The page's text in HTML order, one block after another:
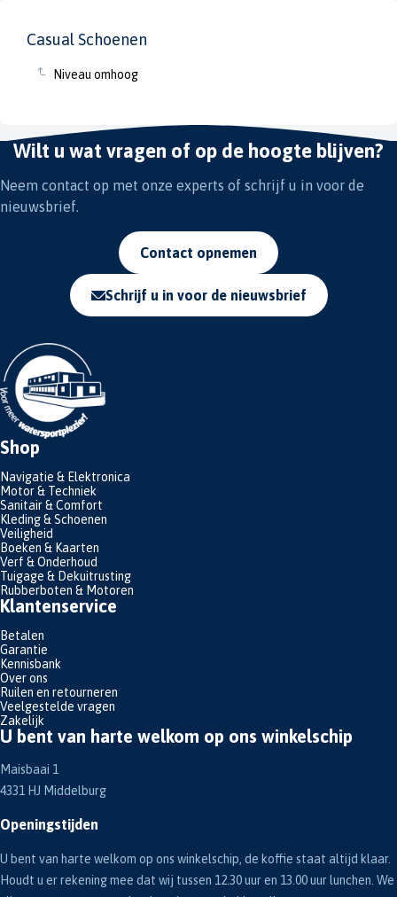
Casual Schoenen
Niveau omhoog
Wilt u wat vragen of op de hoogte blijven?
Neem contact op met onze experts of schrijf u in voor de
nieuwsbrief.
Contact opnemen
Schrijf u in voor de nieuwsbrief
Shop
Navigatie & Elektronica
Motor & Techniek
Sanitair & Comfort
Kleding & Schoenen
Veiligheid
Boeken & Kaarten
Verf & Onderhoud
Tuigage & Dekuitrusting
Rubberboten & Motoren
Klantenservice
Betalen
Garantie
Kennisbank
Over ons
Ruilen en retourneren
Veelgestelde vragen
Zakelijk
U bent van harte welkom op ons winkelschip
Maisbaai 1
4331 HJ Middelburg
Openingstijden
U bent van harte welkom op ons winkelschip, de koffie staat altijd klaar.
Houdt u er rekening mee dat wij tussen 12.30 uur en 13.00 uur lunchen. We